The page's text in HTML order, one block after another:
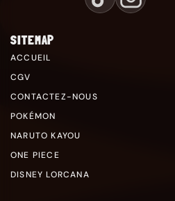
SITEMAP
ACCUEIL
CGV
CONTACTEZ-NOUS
POKÉMON
NARUTO KAYOU
ONE PIECE
DISNEY LORCANA